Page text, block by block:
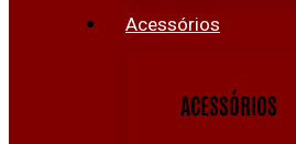
Acessórios
ACESSÓRIOS